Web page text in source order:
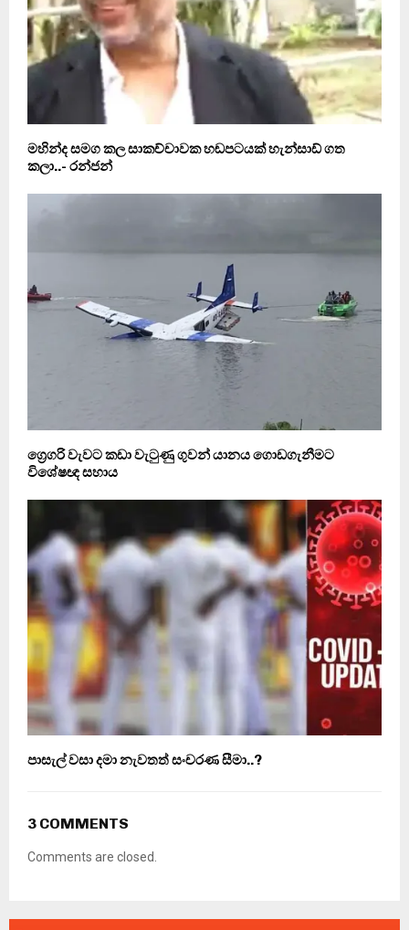
මහින්ද සමග කල සාකච්චාවක හඬපටයක් හැන්සාඩ් ගත
කලා..- රන්ජන්
ග්‍රෙගරි වැවට කඩා වැටුණු ගුවන් යානය ගොඩගැනීමට
විශේෂඥ සහාය
පාසැල් වසා දමා නැවතත් සංචරණ සීමා..?
3 COMMENTS
Comments are closed.